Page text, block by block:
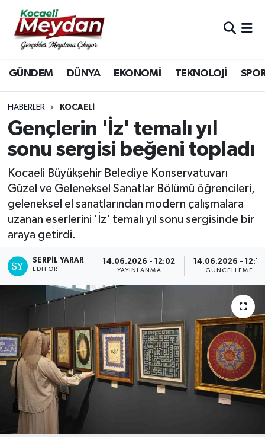
GÜNDEM DÜNYA EKONOMİ TEKNOLOJİ
HABERLER KOCAELI
Gençlerin 'İz' temalı yıl
sonu sergisi beğeni topladı
Kocaeli Büyükşehir Belediye Konservatuvarı
Güzel ve Geleneksel Sanatlar Bölümü öğrencileri,
geleneksel el sanatlarından modern çalışmalara
uzanan eserlerini 'İz' temalı yıl sonu sergisinde bir
araya getirdi.
SERPİL YARAR
EDITÖR
14.06.2026 - 12:02
YAYINLANMA
14.06.2026 - 12:10
GÜNCELLEME
Nöbetçi Eczaneler
Hava Durumu
Trafik Durumu
Süper Lig Puan Durumu ve Fikstür
Haber Arşivi